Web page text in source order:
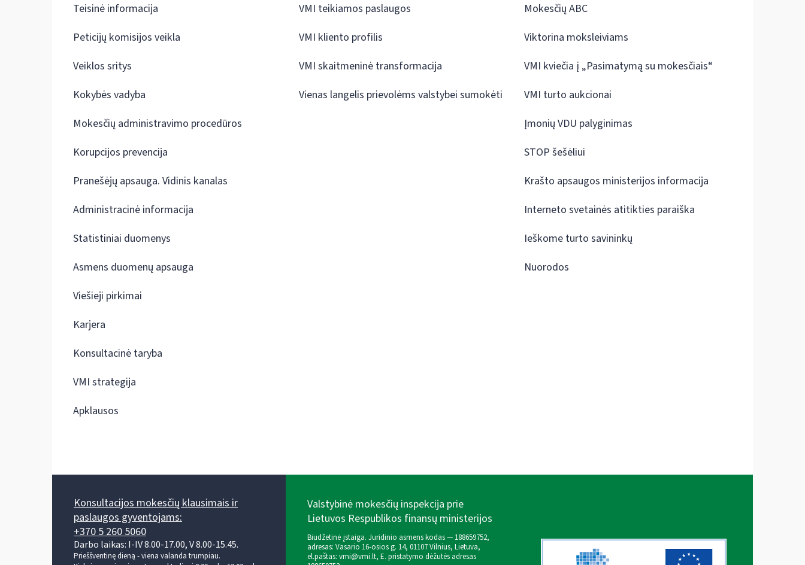
Teisinė informacija
Peticijų komisijos veikla
Veiklos sritys
Kokybės vadyba
Mokesčių administravimo procedūros
Korupcijos prevencija
Pranešėjų apsauga. Vidinis kanalas
Administracinė informacija
Statistiniai duomenys
Asmens duomenų apsauga
Viešieji pirkimai
Karjera
Konsultacinė taryba
VMI strategija
Apklausos
VMI teikiamos paslaugos
VMI kliento profilis
VMI skaitmeninė transformacija
Vienas langelis prievolėms valstybei sumokėti
Mokesčių ABC
Viktorina moksleiviams
VMI kviečia į „Pasimatymą su mokesčiais“
VMI turto aukcionai
Įmonių VDU palyginimas
STOP šešėliui
Krašto apsaugos ministerijos informacija
Interneto svetainės atitikties paraiška
Ieškome turto savininkų
Nuorodos
Konsultacijos mokesčių klausimais ir
paslaugos gyventojams:
+370 5 260 5060
Darbo laikas: I-IV 8.00-17.00, V 8.00-15.45.
Prieššventinę dieną - viena valanda trumpiau.
Valstybinė mokesčių inspekcija prie
Lietuvos Respublikos finansų ministerijos
Biudžetinė įstaiga. Juridinio asmens kodas — 188659752,
adresas: Vasario 16-osios g. 14, 01107 Vilnius, Lietuva,
el.paštas: vmi@vmi.lt, E. pristatymo dėžutės adresas